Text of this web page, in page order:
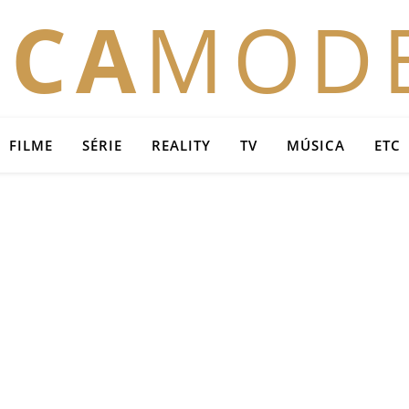
FILME SÉRIE REALITY TV MÚSICA ETC